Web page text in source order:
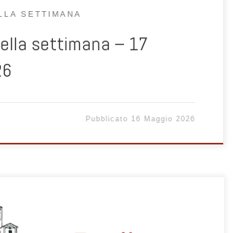
SETTIMANA
settimana – 17
Pubblicato 16 Maggio 2026